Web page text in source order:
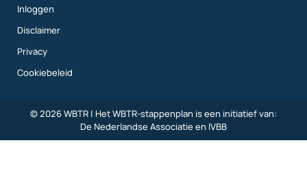
Inloggen
Disclaimer
Privacy
Cookiebeleid
© 2026 WBTR | Het WBTR-stappenplan is een initiatief van:
De Nederlandse Associatie en IVBB